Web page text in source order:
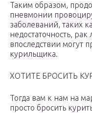
Таким образом,
пневмонии
заболеваний, таких
недостаточность,
впоследствии могут
курильщика.
ХОТИТЕ БРОСИТЬ
Тогда вам к нам на
просто бросить